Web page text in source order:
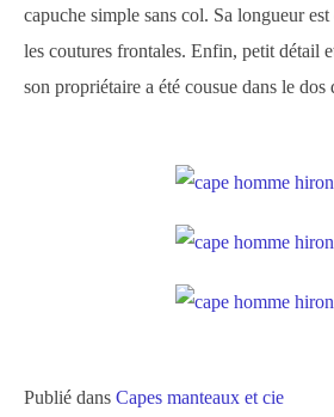
capuche simple sans col. Sa longueur
les coutures frontales. Enfin, petit détail
son propriétaire a été cousue dans le dos
Publié dans Capes manteaux et cie